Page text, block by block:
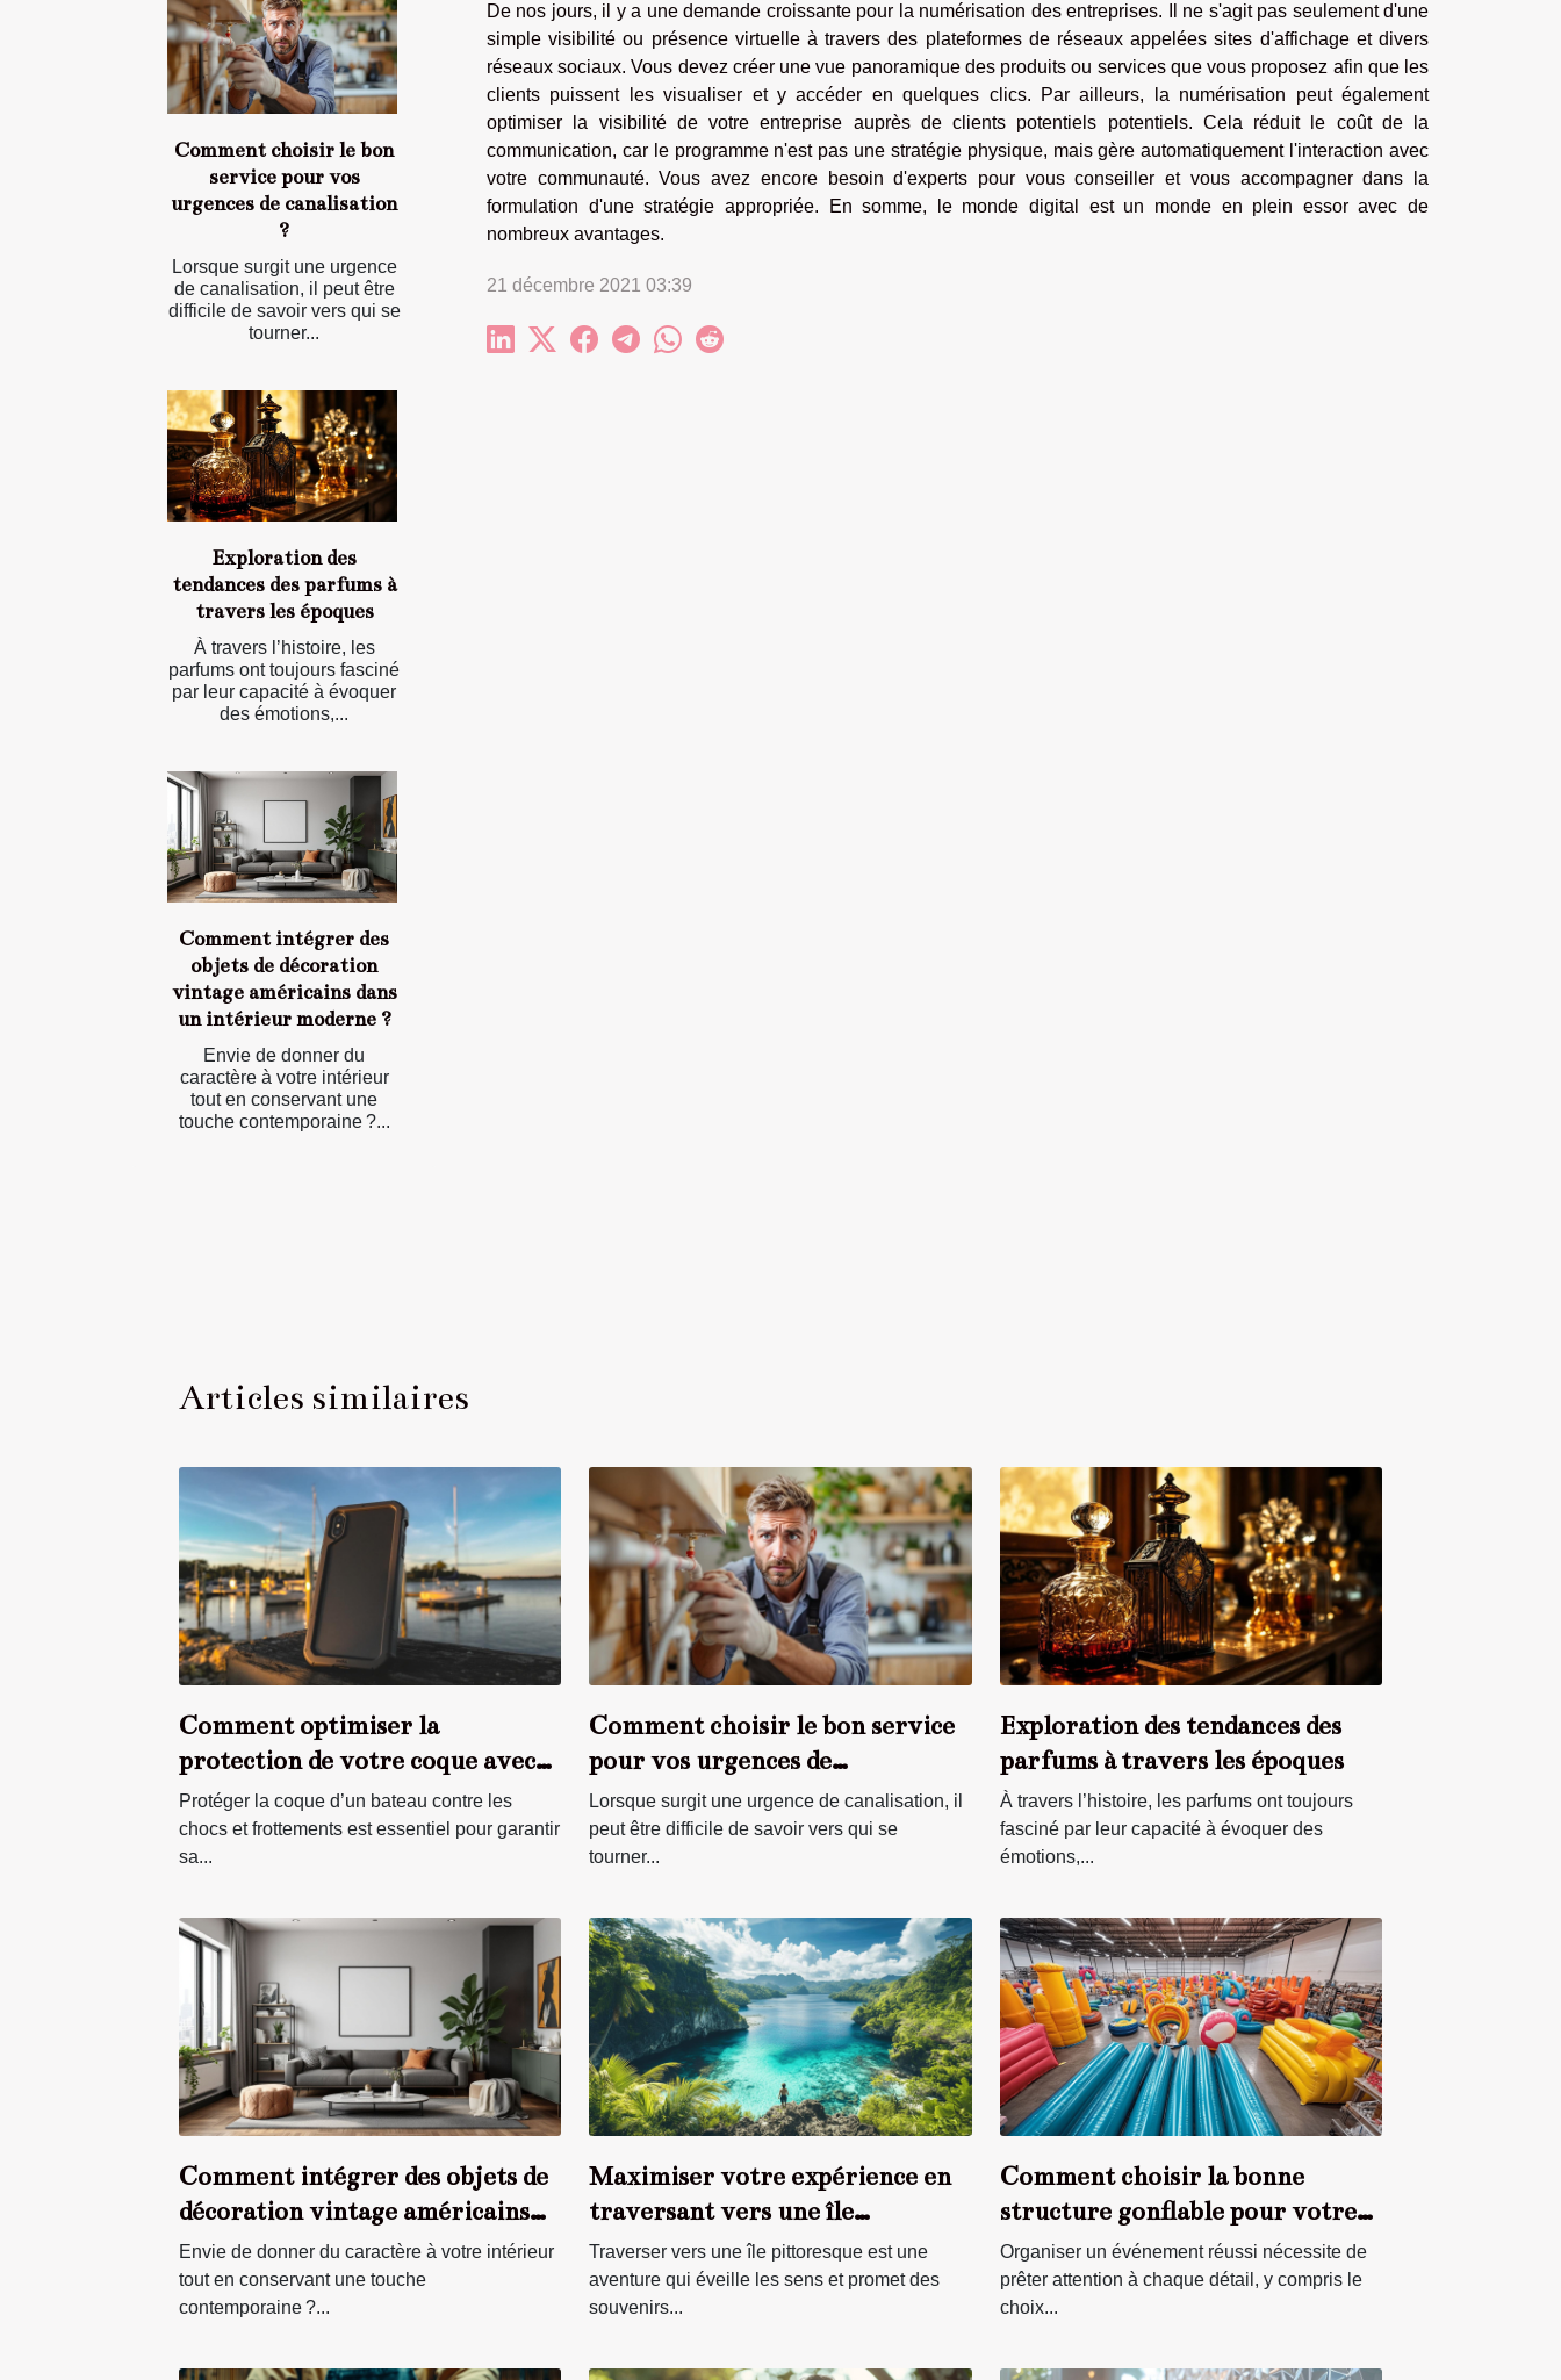
Comment choisir le bon
service pour vos
urgences de canalisation
?
Lorsque surgit une urgence
de canalisation, il peut être
difficile de savoir vers qui se
tourner...
Exploration des
tendances des parfums à
travers les époques
À travers l’histoire, les
parfums ont toujours fasciné
par leur capacité à évoquer
des émotions,...
Comment intégrer des
objets de décoration
vintage américains dans
un intérieur moderne ?
Envie de donner du
caractère à votre intérieur
tout en conservant une
touche contemporaine ?...
De nos jours, il y a une demande croissante pour la numérisation des entreprises. Il ne s'agit pas seulement d'une
simple visibilité ou présence virtuelle à travers des plateformes de réseaux appelées sites d'affichage et divers
réseaux sociaux. Vous devez créer une vue panoramique des produits ou services que vous proposez afin que les
clients puissent les visualiser et y accéder en quelques clics. Par ailleurs, la numérisation peut également
optimiser la visibilité de votre entreprise auprès de clients potentiels potentiels. Cela réduit le coût de la
communication, car le programme n'est pas une stratégie physique, mais gère automatiquement l'interaction avec
votre communauté. Vous avez encore besoin d'experts pour vous conseiller et vous accompagner dans la
formulation d'une stratégie appropriée. En somme, le monde digital est un monde en plein essor avec de
nombreux avantages.
21 décembre 2021 03:39
Articles similaires
Comment optimiser la
protection de votre coque avec
des pare-battages adaptés ?
Protéger la coque d’un bateau contre les
chocs et frottements est essentiel pour garantir
sa...
Comment choisir le bon service
pour vos urgences de
canalisation ?
Lorsque surgit une urgence de canalisation, il
peut être difficile de savoir vers qui se
tourner...
Exploration des tendances des
parfums à travers les époques
À travers l’histoire, les parfums ont toujours
fasciné par leur capacité à évoquer des
émotions,...
Comment intégrer des objets de
décoration vintage américains
dans un intérieur moderne ?
Envie de donner du caractère à votre intérieur
tout en conservant une touche
contemporaine ?...
Maximiser votre expérience en
traversant vers une île
pittoresque
Traverser vers une île pittoresque est une
aventure qui éveille les sens et promet des
souvenirs...
Comment choisir la bonne
structure gonflable pour votre
événement ?
Organiser un événement réussi nécessite de
prêter attention à chaque détail, y compris le
choix...